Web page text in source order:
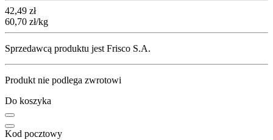
Cena
42,49 zł
60,70 zł/kg
Sprzedawcą produktu jest Frisco S.A.
Produkt nie podlega zwrotowi
Do koszyka
Kod pocztowy